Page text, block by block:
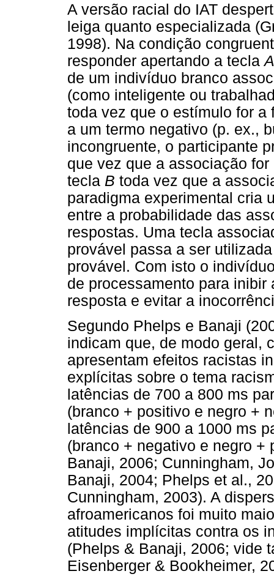
A versão racial do IAT
leiga quanto especializada
1998). Na condição
responder apertando a teclaA
de um indivíduo branco
(como inteligente ou
toda vez que o estímulo for
a um termo negativo (p. ex.,
incongruente, o participante
que vez que a associação
tecla B toda vez que a
paradigma experimental cria
entre a probabilidade das
respostas. Uma tecla
provável passa a ser
provável. Com isto o
de processamento para
resposta e evitar a
Segundo Phelps e Banaji
indicam que, de modo geral,
apresentam efeitos racistas
explícitas sobre o tema
latências de 700 a 800 ms
(branco + positivo e negro +
latências de 900 a 1000 ms
(branco + negativo e negro +
Banaji, 2006; Cunningham,
Banaji, 2004; Phelps et al.,
Cunningham, 2003). A
afroamericanos foi muito
atitudes implícitas contra os
(Phelps & Banaji, 2006; vide
Eisenberger & Bookheimer,